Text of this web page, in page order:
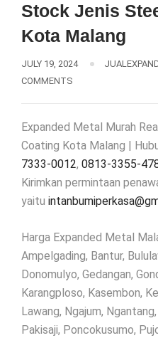
Stock Jenis
Kota Malang
JULY 19, 2024
COMMENTS
Expanded Metal Murah
Coating Kota Malang |
7333-0012, 0813-3355-
Kirimkan permintaan
yaitu
Harga Expanded Metal
Ampelgading, Bantur,
Donomulyo, Gedangan,
Karangploso, Kasembon,
Lawang, Ngajum,
Pakisaji, Poncokusumo,